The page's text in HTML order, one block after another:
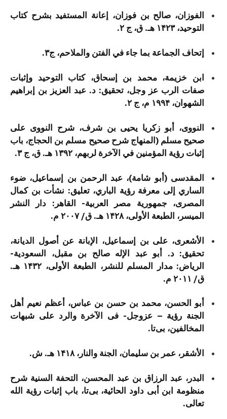
الفوزان، صالح بن فوزان، إعانة المستفید بشرح کتاب
التوحید، ۱۴۲۳ هـ. ق، ج ۲.
إتحاف الجماعة بما جاء في الفتن والملاحم، ج۳.
ابن خزیمة، محمد بن إسحاق، کتاب التوحید وإثبات
صفات الرب عز وجل، تحقیق: د. عبد العزیز بن إبراهیم
الشهوان، ۱۹۹۴ م، ج ۲.
النووی، أبو زکریا یحیی بن شرف، شرح النووی علی
صحیح مسلم (المنهاج شرح صحیح مسلم بن الحجاج، باب
إثبات رؤیة المؤمنین في الآخرة لربهم، ۱۳۹۲ هـ. ق، ج ۳.
المقدسی (أبو شامة)، عبد الرحمن بن إسماعیل، ضوء
الساري إلی معرفة رؤیة الباري، تعلیق: نشأت بن کمال
المصری، جمهورية مصر العربية- القاهر: دار النشر
الميسر، الطبعة الأولى، ۱۴۲۸ هـ. ق/ ۲۰۰۷ م.
الأشعری، علی بن إسماعیل، الإبانة عن أصول الدیانة،
تحقیق: د. أبو عبد الإله صالح بن مقبل، السعودية-
الرياض: مدار المسلم للنشر، الطبعة الأولى، ۱۴۳۲ هـ.
ق/ ۲۰۱۱ م.
أبو الحسن، محمد بن حسن بن عباس، أعظم نعیم أهل
الجنة رؤیة – عزوجل- فی الآخرة والرد علی شبهات
المخالفین، بی‌تا.
الأشقر، عمر بن سلیمان، الجنة والنار، ۱۴۱۸ هـ. ش.
البدر، عبد الرزاق بن عبد المحسن، التحفة السنیة شرح
منظومة ابن أبی داود الحائیة، بی‌تا، باب إثبات رؤیة الله
تعالی.